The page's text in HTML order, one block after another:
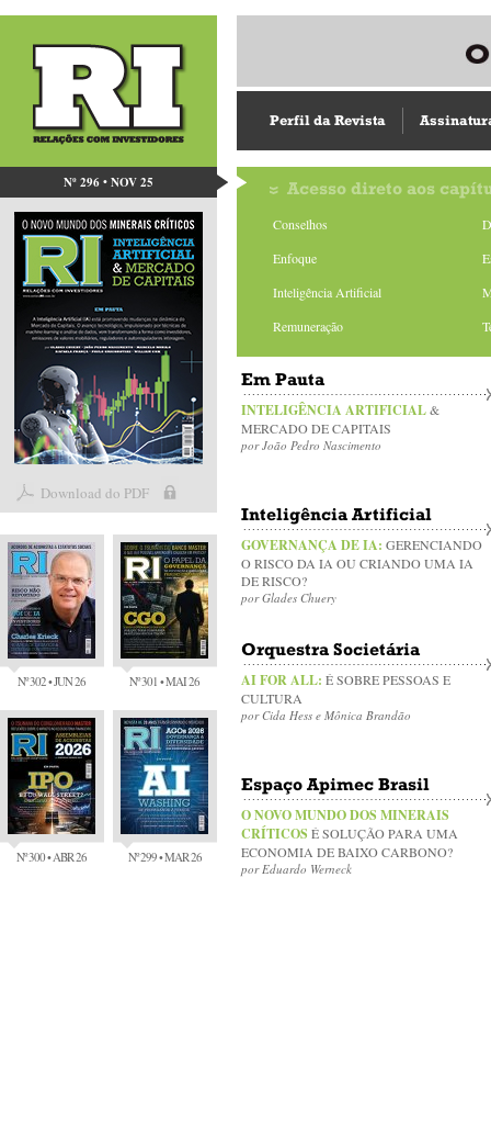
Nº 296 • NOV 25
Download do PDF
Nº 302 • JUN 26 Nº 301 • MAI 26
Nº 300 • ABR 26 Nº 299 • MAR 26
Perfil da Revista
Acesso direto aos
Conselhos
Enfoque
Inteligência Artificial
Remuneração
Em Pauta
INTELIGÊNCIA ARTIFICIAL&
MERCADO DE CAPITAIS
por João Pedro Nascimento
Inteligência Artificial
GOVERNANÇA DE IA: GERENCIANDO
O RISCO DA IA OU CRIANDO UMA IA
DE RISCO?
por Glades Chuery
Orquestra Societária
AI FOR ALL: É SOBRE PESSOAS E
CULTURA
por Cida Hess e Mônica Brandão
Espaço Apimec Brasil
O NOVO MUNDO DOS MINERAIS
CRÍTICOS É SOLUÇÃO PARA UMA
ECONOMIA DE BAIXO CARBONO?
por Eduardo Werneck